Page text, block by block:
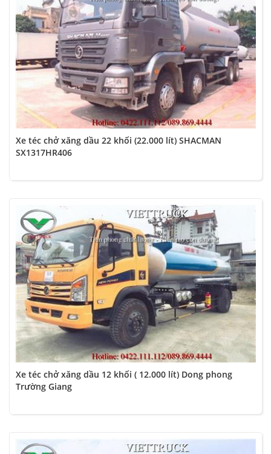
Xe téc chở xăng dầu 22 khối (22.000 lít) SHACMAN
SX1317HR406
Xe téc chở xăng dầu 12 khối ( 12.000 lít) Dong phong
Trường Giang